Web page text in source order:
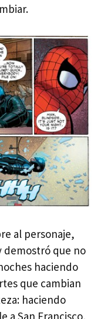
al personaje,
demostró que no
haciendo
que cambian
haciendo
a San Francisco,